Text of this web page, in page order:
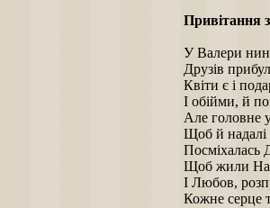
Привітання
У Валери
Друзів
Квіти є і
І обійми, й
Але головне
Щоб й
Посміхалась
Щоб жили
І Любов,
Кожне серце